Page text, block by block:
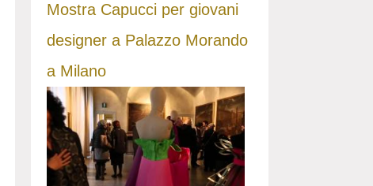
Mostra Capucci per giovani
designer a Palazzo Morando
a Milano